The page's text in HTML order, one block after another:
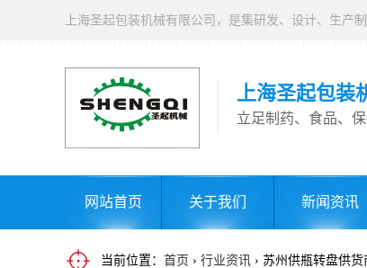
上海圣起包装
立足制药、食品、
网站首页 关于我们 新闻资讯
当前位置： 首页 › 行业资讯 › 苏州供瓶转盘供货